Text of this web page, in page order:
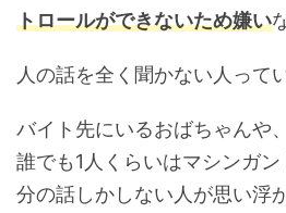
トロールができないため嫌い
人の話を全く聞かない人って
バイト先にいるおばちゃんや
誰でも1人くらいはマシンガ
分の話しかしない人が思い浮